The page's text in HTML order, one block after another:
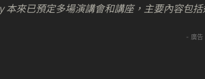
本來已預定多場演講會和講座，主要內容包
- 廣告